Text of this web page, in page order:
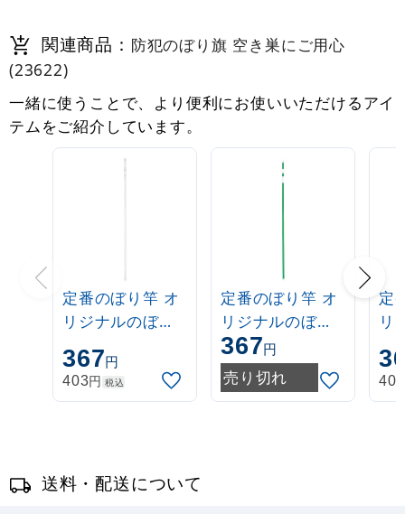
関連商品： 防犯のぼり旗 空き巣にご用心
(23622)
一緒に使うことで、より便利にお使いいただけるアイ
テムをご紹介しています。
定番のぼり竿 オ
リジナルのぼり
ポール 1.6～3m
伸縮式 白
(30537***)
367円
403円 税込
定番のぼり竿 オ
リジナルのぼり
ポール 1.6～3m
伸縮式 緑
(30537GRN)
367円
売り切れ
定
リ
ポ
伸
403
送料・配送について